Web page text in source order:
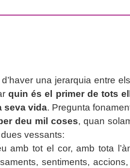
una jerarquia entre
quin és el primer de tots
seva vida. Pregunta
deu mil coses, quan
vessants:
amb tot el cor, amb tota
sentiments,